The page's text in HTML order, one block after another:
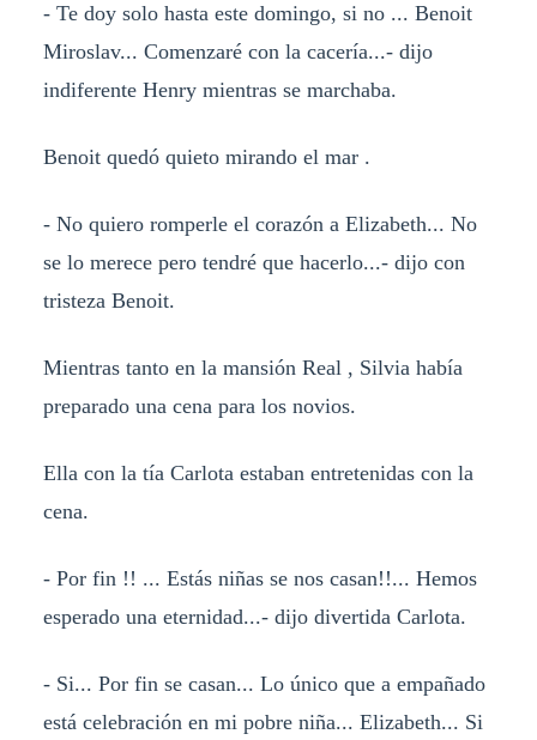
- Te doy solo hasta este domingo, si no ... Benoit
Miroslav... Comenzaré con la cacería...- dijo
indiferente Henry mientras se marchaba.
Benoit quedó quieto mirando el mar .
- No quiero romperle el corazón a Elizabeth... No
se lo merece pero tendré que hacerlo...- dijo con
tristeza Benoit.
Mientras tanto en la mansión Real , Silvia había
preparado una cena para los novios.
Ella con la tía Carlota estaban entretenidas con la
cena.
- Por fin !! ... Estás niñas se nos casan!!... Hemos
esperado una eternidad...- dijo divertida Carlota.
- Si... Por fin se casan... Lo único que a empañado
está celebración en mi pobre niña... Elizabeth... Si